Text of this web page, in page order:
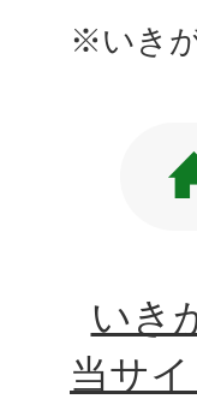
※いき
いき
当サ